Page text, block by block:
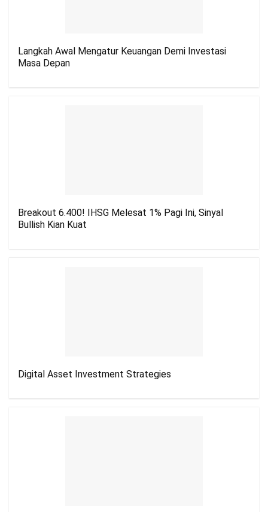
Langkah Awal Mengatur Keuangan Demi Investasi
Masa Depan
Breakout 6.400! IHSG Melesat 1% Pagi Ini, Sinyal
Bullish Kian Kuat
Digital Asset Investment Strategies